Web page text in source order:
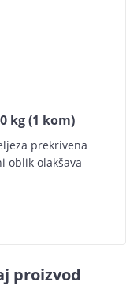
kg (1 kom)
prekrivena
oblik olakšava
proizvod